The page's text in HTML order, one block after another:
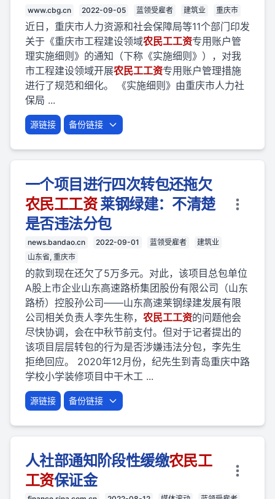
www.cbg.cn 2022-09-05 蓝领受雇者 建筑业 重庆市
近日，重庆市人力资源和社会保障局等11个部门印发
关于《重庆市工程建设领域农民工工资专用账户管
理实施细则》的通知（下称《实施细则》），对我
市工程建设领域开展农民工工资专用账户管理措施
进行了规范和细化。 《实施细则》由重庆市人力社
保局 ...
源链接 备份链接
一个项目进行四次转包还拖欠
农民工工资莱钢绿建：不清楚
是否违法分包
news.bandao.cn 2022-09-01 蓝领受雇者
建筑业
山东省, 重庆市
的款到现在还欠了5万多元。对此，该项目总包单位
A股上市企业山东高速路桥集团股份有限公司（山东
路桥）控股孙公司——山东高速莱钢绿建发展有限
公司相关负责人李先生称， 农民工工资的问题他会
尽快协调，会在中秋节前支付。但对于记者提出的
该项目层层转包的行为是否涉嫌违法分包，李先生
拒绝回应。 2020年12月份，纪先生到青岛重庆中路
学校小学装修项目中干木工 ...
源链接 备份链接
人社部通知阶段性缓缴农民工
工资保证金